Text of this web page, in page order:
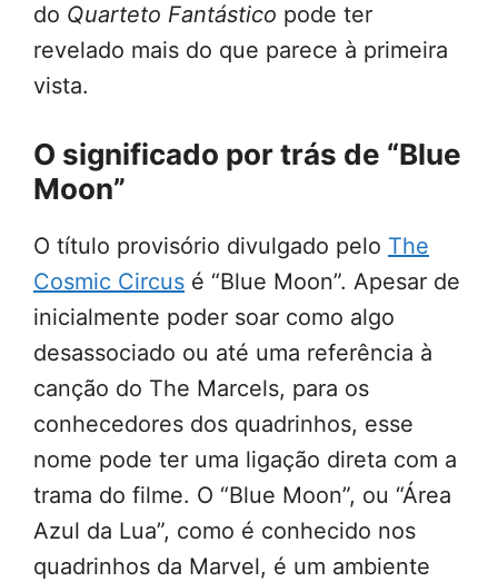
do Quarteto Fantástico pode ter
revelado mais do que parece à primeira
vista.
O significado por trás de “Blue
Moon”
O título provisório divulgado pelo The
Cosmic Circus é “Blue Moon”. Apesar de
inicialmente poder soar como algo
desassociado ou até uma referência à
canção do The Marcels, para os
conhecedores dos quadrinhos, esse
nome pode ter uma ligação direta com a
trama do filme. O “Blue Moon”, ou “Área
Azul da Lua”, como é conhecido nos
quadrinhos da Marvel, é um ambiente